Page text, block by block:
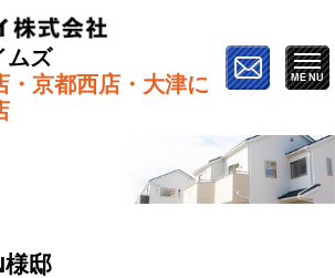
ムズ
・京都西店・大津に
»福知山市 N様邸
邸